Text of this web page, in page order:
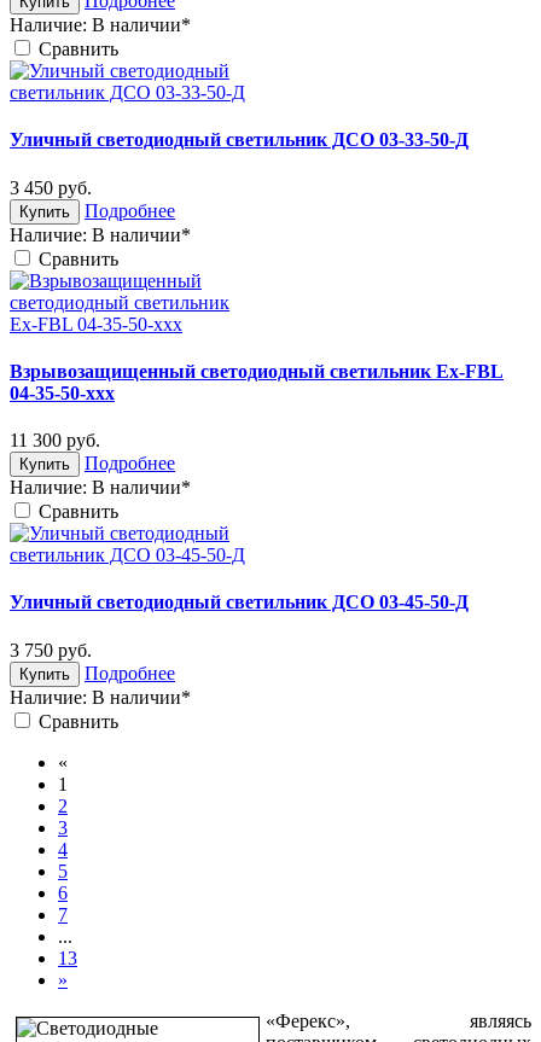
Наличие: В наличии*
Cравнить
Уличный светодиодный светильник ДСО 03-33-50-Д
3 450 руб.
Купить
Подробнее
Наличие: В наличии*
Cравнить
Взрывозащищенный светодиодный светильник Ex-FBL
04-35-50-xxx
11 300 руб.
Купить
Подробнее
Наличие: В наличии*
Cравнить
Уличный светодиодный светильник ДСО 03-45-50-Д
3 750 руб.
Купить
Подробнее
Наличие: В наличии*
Cравнить
«
1
2
3
4
5
6
7
...
13
»
«Ферекс», являясь